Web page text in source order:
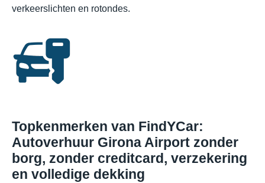
verkeerslichten en rotondes.
Topkenmerken van FindYCar:
Autoverhuur Girona Airport zonder
borg, zonder creditcard, verzekering
en volledige dekking